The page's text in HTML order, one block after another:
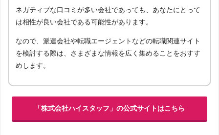
ネガティブな口コミが多い会社であっても、あなたにとって
は相性が良い会社である可能性があります。
なので、派遣会社や転職エージェントなどの転職関連サイト
を検討する際は、さまざまな情報を広く集めることをおすす
めします。
「株式会社ハイスタッフ」の公式サイトはこちら